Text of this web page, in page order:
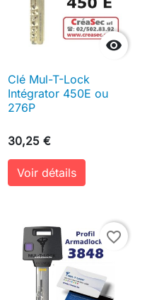

Clé Mul-T-Lock
Intégrator 450E ou
276P
30,25 €
Voir détails
favorite_border